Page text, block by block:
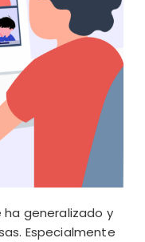
generalizado y
Especialmente